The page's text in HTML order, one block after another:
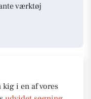
værktøj
kig i en af vores